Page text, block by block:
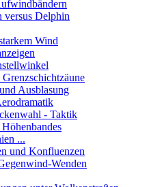
versus Delphin
Wind
Ausblasung
- Taktik
...
und Konfluenzen
Wenden